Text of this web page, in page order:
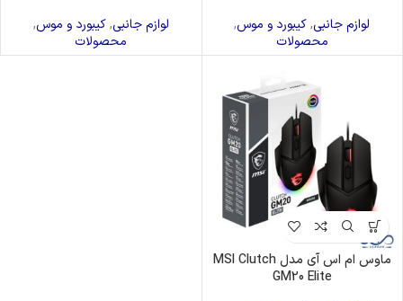
لوازم جانبی,کیبورد و موس,
محصولات
لوازم جانبی,کیبورد و موس,
محصولات
ماوس ام اس آی مدل MSI Clutch
GM20 Elite